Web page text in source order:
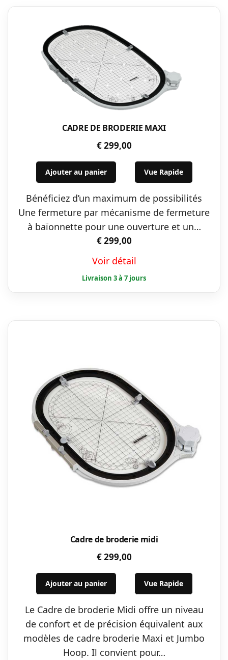
CADRE DE BRODERIE MAXI
€299,00
Ajouter au panier Vue Rapide
Bénéficiez d’un maximum de possibilités
Une fermeture par mécanisme de fermeture
à baïonnette pour une ouverture et un…
€299,00
Voir détail
Cadre de broderie midi
€299,00
Ajouter au panier Vue Rapide
Le Cadre de broderie Midi offre un niveau
de confort et de précision équivalent aux
modèles de cadre broderie Maxi et Jumbo
Hoop. Il convient pour…